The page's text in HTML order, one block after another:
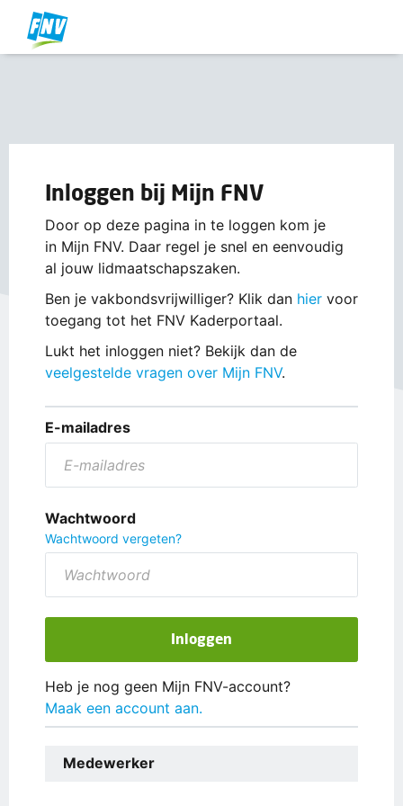
Inloggen bij Mijn FNV
Door op deze pagina in te loggen kom je
in Mijn FNV. Daar regel je snel en eenvoudig
al jouw lidmaatschapszaken.
Ben je vakbondsvrijwilliger? Klik dan hier voor
toegang tot het FNV Kaderportaal.
Lukt het inloggen niet? Bekijk dan de
veelgestelde vragen over Mijn FNV.
Medewerker
E-mailadres
Wachtwoord
Wachtwoord vergeten?
Inloggen
Heb je nog geen Mijn FNV-account?
Maak een account aan.